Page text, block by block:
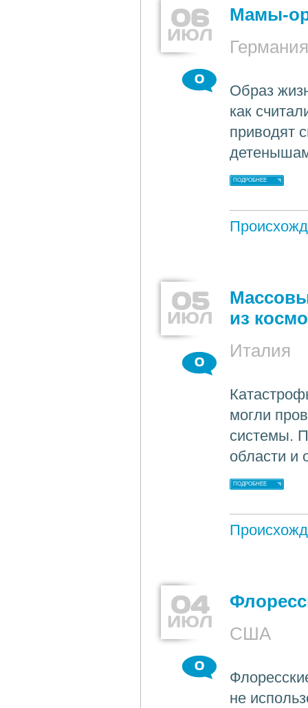
06
ИЮЛ
Мамы-
Германия
0
Образ
как
приводят
ПОДРОБНЕЕ
05
ИЮЛ
из
Италия
0
могли
системы.
области и
ПОДРОБНЕЕ
04
ИЮЛ
США
0
не